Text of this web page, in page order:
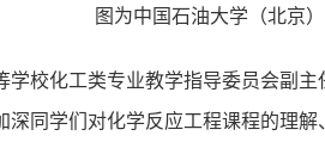
图为中国石油大学（北京
校化工类专业教学指导委员会副
同学们对化学反应工程课程的理